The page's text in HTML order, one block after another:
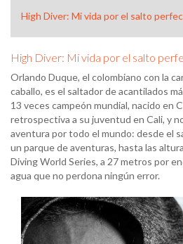
High Diver: Mi vida por el salto
High Diver: Mi vida por el salto
Orlando Duque, el colombiano con la
caballo, es el saltador de acantilados
13 veces campeón mundial, nacido en
retrospectiva a su juventud en Cali, y
aventura por todo el mundo: desde el
un parque de aventuras, hasta las
Diving World Series, a 27 metros por
agua que no perdona ningún error.